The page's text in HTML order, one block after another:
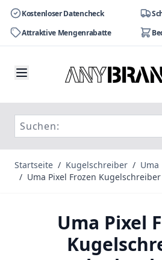
Kostenloser Datencheck
Attraktive Mengenrabatte
Startseite / Kugelschreiber / Uma
/ Uma Pixel Frozen
Uma Pixel